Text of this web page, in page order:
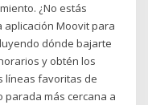
¿No estás
aplicación Moovit para
dónde bajarte
y obtén los
líneas favoritas de
parada más cercana a